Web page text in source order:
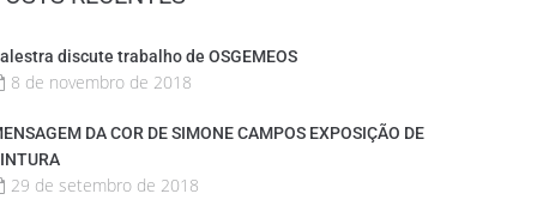
discute trabalho de OSGEMEOS
8 de novembro de 2018
DA COR DE SIMONE CAMPOS EXPOSIÇÃO DE
29 de setembro de 2018